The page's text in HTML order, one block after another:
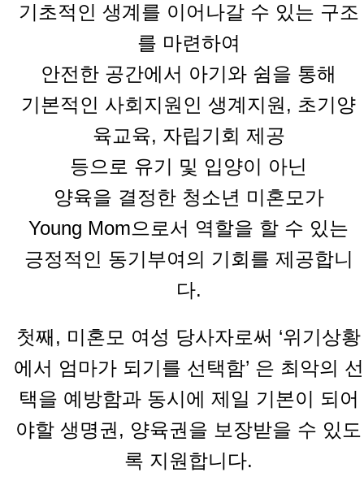
기초적인 생계를 이어나갈 수 있는 구조
를 마련하여
안전한 공간에서 아기와 쉼을 통해
기본적인 사회지원인 생계지원, 초기양
육교육, 자립기회 제공
등으로 유기 및 입양이 아닌
양육을 결정한 청소년 미혼모가
Young Mom으로서 역할을 할 수 있는
긍정적인 동기부여의 기회를 제공합니
다.
첫째, 미혼모 여성 당사자로써 ‘위기상황
에서 엄마가 되기를 선택함’ 은 최악의 선
택을 예방함과 동시에 제일 기본이 되어
야할 생명권, 양육권을 보장받을 수 있도
록 지원합니다.